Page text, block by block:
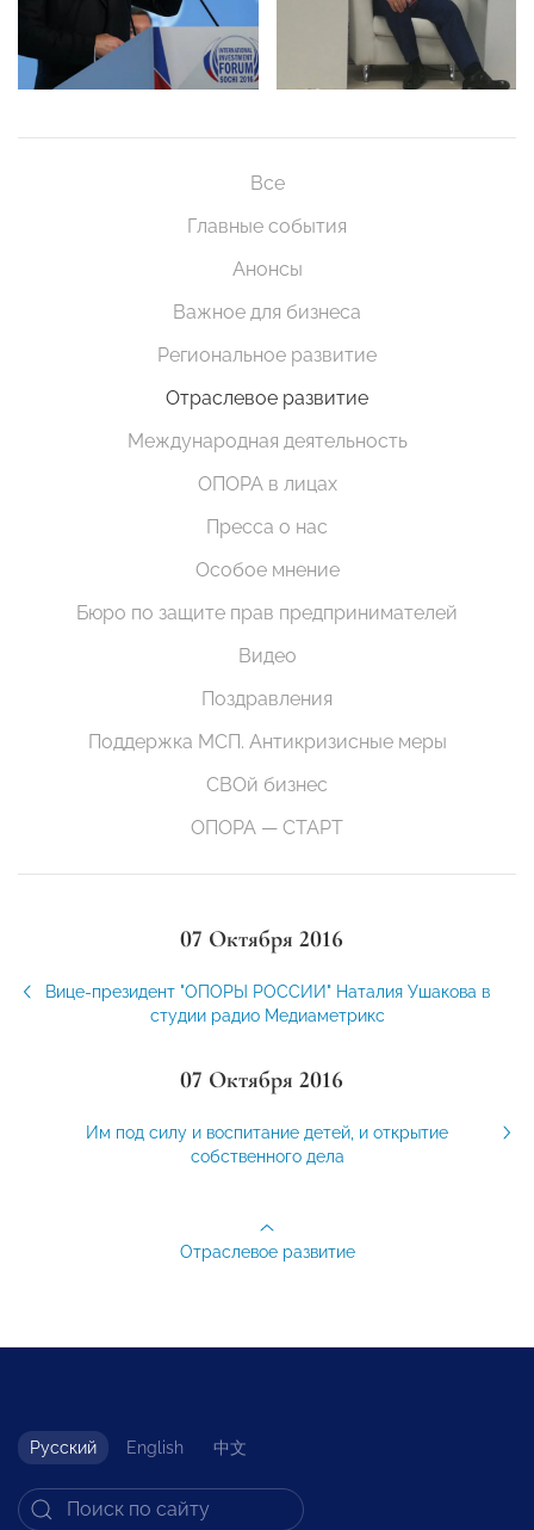
Все
Главные события
Анонсы
Важное для бизнеса
Региональное развитие
Отраслевое развитие
Международная деятельность
ОПОРА в лицах
Пресса о нас
Особое мнение
Бюро по защите прав предпринимателей
Видео
Поздравления
Поддержка МСП. Антикризисные меры
СВОй бизнес
ОПОРА — СТАРТ
07 Октября 2016
Вице-президент "ОПОРЫ РОССИИ" Наталия Ушакова в
студии радио Медиаметрикс
07 Октября 2016
Им под силу и воспитание детей, и открытие
собственного дела
Отраслевое развитие
Русский English 中文